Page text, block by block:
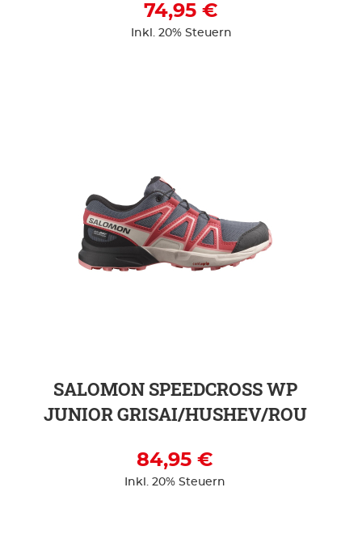
74,95 €
Inkl. 20% Steuern
SALOMON SPEEDCROSS WP
JUNIOR GRISAI/HUSHEV/ROU
84,95 €
Inkl. 20% Steuern